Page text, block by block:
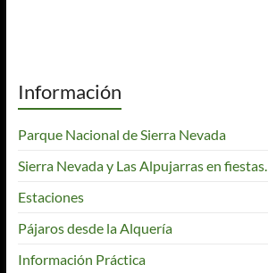
Información
Parque Nacional de Sierra Nevada
Sierra Nevada y Las Alpujarras en fiestas.
Estaciones
Pájaros desde la Alquería
Información Práctica